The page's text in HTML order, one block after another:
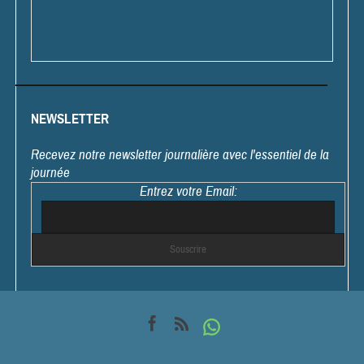
NEWSLETTER
Recevez notre newsletter journalière avec l'essentiel de la
journée
Entrez votre Email: